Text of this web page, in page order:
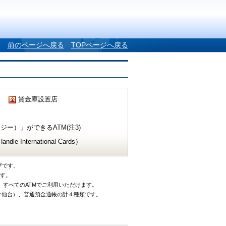
前のページへ戻る TOPページへ戻る
貸金庫設置店
ー）」ができるATM(注3)
International Cards）
す。
。
べてのATMでご利用いただけます。
台）、普通預金通帳の計４種類です。